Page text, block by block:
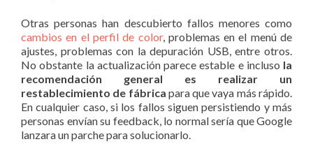
Otras personas han descubierto fallos menores como
cambios en el perfil de color, problemas en el menú de
ajustes, problemas con la depuración USB, entre otros.
No obstante la actualización parece estable e incluso la
recomendación general es realizar un
restablecimiento de fábrica para que vaya más rápido.
En cualquier caso, si los fallos siguen persistiendo y más
personas envían su feedback, lo normal sería que Google
lanzara un parche para solucionarlo.